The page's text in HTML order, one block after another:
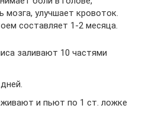
мозга, улучшает кровоток.
составляет 1-2 месяца.
заливают 10 частями
и пьют по 1 ст. ложке